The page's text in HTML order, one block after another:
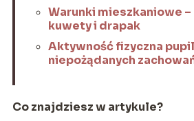
Warunki mieszkaniowe
kuwety i drapak
Aktywność fizyczna
niepożądanych
Co znajdziesz w artykule?